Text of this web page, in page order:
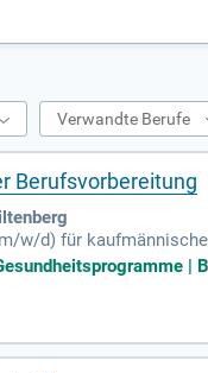
Verwandte Berufe
Berufsvorbereitung
w/d) für
vorerst befristet und
sowie die
der Akquisition von
|